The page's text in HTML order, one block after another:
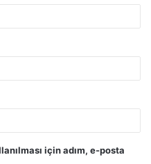
için adım, e-posta